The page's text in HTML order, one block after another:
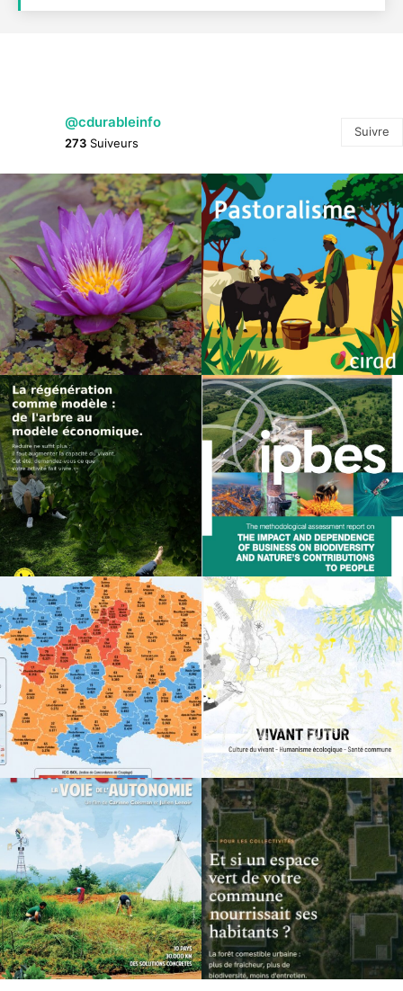
@cdurableinfo
273 Suiveurs
Suivre